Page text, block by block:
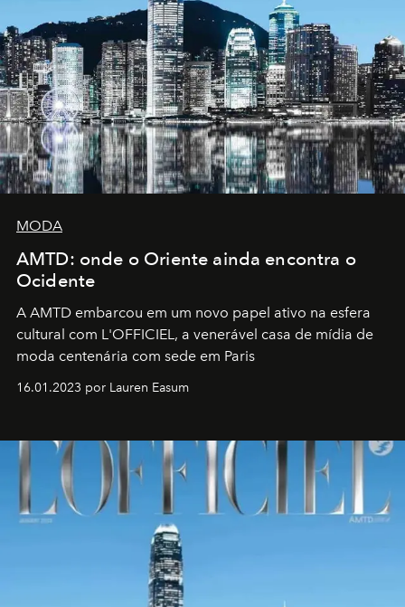
MODA
AMTD: onde o Oriente ainda encontra o
Ocidente
A AMTD embarcou em um novo papel ativo na esfera
cultural com L'OFFICIEL, a venerável casa de mídia de
moda centenária com sede em Paris
16.01.2023 por Lauren Easum